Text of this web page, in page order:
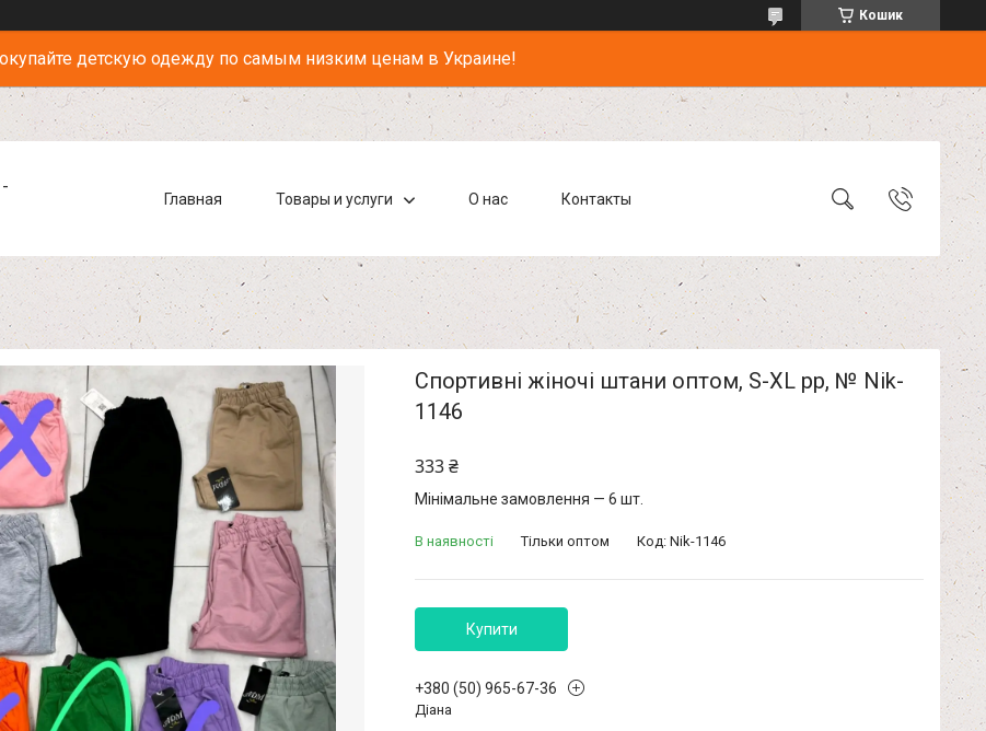
Кошик
детскую одежду по самым низким ценам в Украине!
Главная Товары и услуги О нас Контакты
Спортивні жіночі штани оптом, S-XL pp, № Nik-
1146
333 ₴
Мінімальне замовлення — 6 шт.
В наявності Тільки оптом Код: Nik-1146
Купити
+380 (50) 965-67-36
Діана